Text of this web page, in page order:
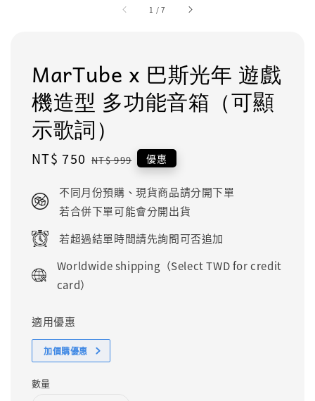
1 /7
MarTube x 巴斯光年 遊戲
機造型 多功能音箱（可顯
示歌詞）
Sale
NT$ 750 Regular
NT$ 999 優惠
不同月份預購、現貨商品請分開下單
若合併下單可能會分開出貨
若超過結單時間請先詢問可否追加
Worldwide shipping（Select TWD for credit
card）
適用優惠
加價購優惠
數量